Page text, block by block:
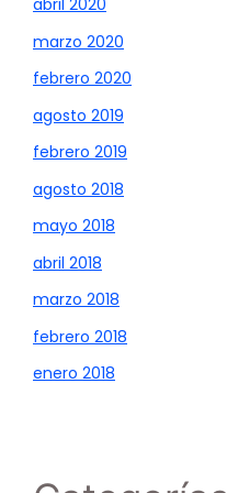
abril 2020
marzo 2020
febrero 2020
agosto 2019
febrero 2019
agosto 2018
mayo 2018
abril 2018
marzo 2018
febrero 2018
enero 2018